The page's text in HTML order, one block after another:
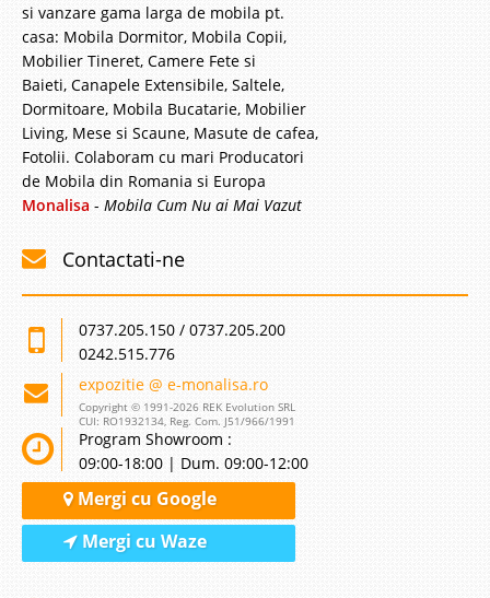
si vanzare gama larga de mobila pt.
casa: Mobila Dormitor, Mobila Copii,
Mobilier Tineret, Camere Fete si
Baieti, Canapele Extensibile, Saltele,
Dormitoare, Mobila Bucatarie, Mobilier
Living, Mese si Scaune, Masute de cafea,
Fotolii. Colaboram cu mari Producatori
de Mobila din Romania si Europa
Monalisa - Mobila Cum Nu ai Mai Vazut
Contactati-ne
0737.205.150 / 0737.205.200
0242.515.776
expozitie @ e-monalisa.ro
Copyright © 1991-2026 REK Evolution SRL
CUI: RO1932134, Reg. Com. J51/966/1991
Program Showroom :
09:00-18:00 | Dum. 09:00-12:00
Mergi cu Google
Mergi cu Waze